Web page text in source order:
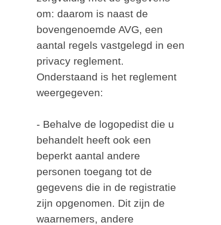
om: daarom is naast de
bovengenoemde AVG, een
aantal regels vastgelegd in een
privacy reglement.
Onderstaand is het reglement
weergegeven:
- Behalve de logopedist die u
behandelt heeft ook een
beperkt aantal andere
personen toegang tot de
gegevens die in de registratie
zijn opgenomen. Dit zijn de
waarnemers, andere